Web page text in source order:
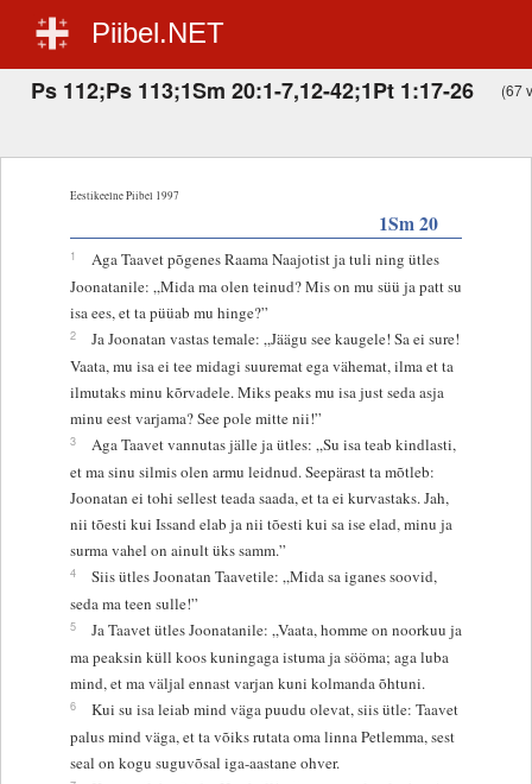
Piibel.NET
Ps 112;Ps 113;1Sm 20:1-7,12-42;1Pt 1:17-26 (67
Eestikeelne Piibel 1997
1Sm 20
1
Aga Taavet põgenes Raama Naajotist ja tuli ning ütles
Joonatanile: „Mida ma olen teinud? Mis on mu süü ja patt su
isa ees, et ta püüab mu hinge?”
2
Ja Joonatan vastas temale: „Jäägu see kaugele! Sa ei sure!
Vaata, mu isa ei tee midagi suuremat ega vähemat, ilma et ta
ilmutaks minu kõrvadele. Miks peaks mu isa just seda asja
minu eest varjama? See pole mitte nii!”
3
Aga Taavet vannutas jälle ja ütles: „Su isa teab kindlasti,
et ma sinu silmis olen armu leidnud. Seepärast ta mõtleb:
Joonatan ei tohi sellest teada saada, et ta ei kurvastaks. Jah,
nii tõesti kui Issand elab ja nii tõesti kui sa ise elad, minu ja
surma vahel on ainult üks samm.”
4
Siis ütles Joonatan Taavetile: „Mida sa iganes soovid,
seda ma teen sulle!”
5
Ja Taavet ütles Joonatanile: „Vaata, homme on noorkuu ja
ma peaksin küll koos kuningaga istuma ja sööma; aga luba
mind, et ma väljal ennast varjan kuni kolmanda õhtuni.
6
Kui su isa leiab mind väga puudu olevat, siis ütle: Taavet
palus mind väga, et ta võiks rutata oma linna Petlemma, sest
seal on kogu suguvõsal iga-aastane ohver.